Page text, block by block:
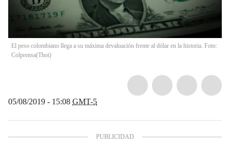
El peso colombiano llega a su máxima devaluación frente al dólar en la historia. Foto:
Colprensa(Thot)
05/08/2019 - 15:08 GMT-5